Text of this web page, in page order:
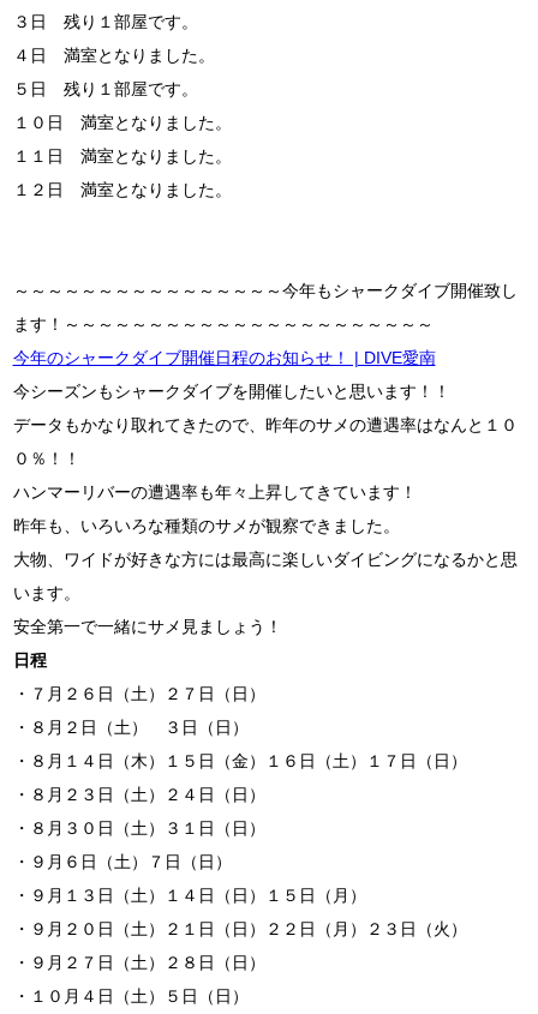
３日 残り１部屋です。
４日 満室となりました。
５日 残り１部屋です。
１０日 満室となりました。
１１日 満室となりました。
１２日 満室となりました。
～～～～～～～～～～～～～～～～今年もシャークダイブ開催致し
ます！～～～～～～～～～～～～～～～～～～～～～～
今年のシャークダイブ開催日程のお知らせ！ | DIVE愛南
今シーズンもシャークダイブを開催したいと思います！！
データもかなり取れてきたので、昨年のサメの遭遇率はなんと１０
０％！！
ハンマーリバーの遭遇率も年々上昇してきています！
昨年も、いろいろな種類のサメが観察できました。
大物、ワイドが好きな方には最高に楽しいダイビングになるかと思
います。
安全第一で一緒にサメ見ましょう！
日程
・７月２６日（土）２７日（日）
・８月２日（土） ３日（日）
・８月１４日（木）１５日（金）１６日（土）１７日（日）
・８月２３日（土）２４日（日）
・８月３０日（土）３１日（日）
・９月６日（土）７日（日）
・９月１３日（土）１４日（日）１５日（月）
・９月２０日（土）２１日（日）２２日（月）２３日（火）
・９月２７日（土）２８日（日）
・１０月４日（土）５日（日）